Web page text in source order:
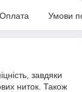
Оплата Умови
завдяки
ниток. Також